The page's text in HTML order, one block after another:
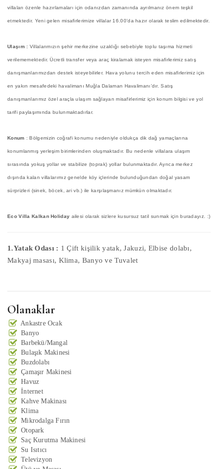
villaları özenle hazırlamaları için odanızdan zamanında ayrılmanız önem teşkil
etmektedir. Yeni gelen misafirlerimize villalar 16.00’da hazır olarak teslim edilmektedir.
Ulaşım : Villalarımızın şehir merkezine uzaklığı sebebiyle toplu taşıma hizmeti
verilememektedir. Ücretli transfer veya araç kiralamak isteyen misafirlerimiz satış
danışmanlarımızdan destek isteyebilirler. Hava yolunu tercih eden misafirlerimiz için
en yakın mesafedeki havalimanı Muğla Dalaman Havalimanı’dır. Satış
danışmanlarımız özel araçla ulaşım sağlayan misafirlerimiz için konum bilgisi ve yol
tarifi paylaşımında bulunmaktadırlar.
Konum : Bölgemizin coğrafi konumu nedeniyle oldukça dik dağ yamaçlarına
konumlanmış yerleşim birimlerinden oluşmaktadır. Bu nedenle villalara ulaşım
sırasında yokuş yollar ve stabilize (toprak) yollar bulunmaktadır. Ayrıca merkez
dışında kalan villalarımız genelde köy içlerinde bulunduğundan doğal yasam
sürprizleri (sinek, böcek, ari vb.) ile karşılaşmanız mümkün olmaktadır.
Eco Villa Kalkan Holiday ailesi olarak sizlere kusursuz tatil sunmak için buradayız. :)
1.Yatak Odası : 1 Çift kişilik yatak, Jakuzi, Elbise dolabı,
Makyaj masası, Klima, Banyo ve Tuvalet
Olanaklar
Ankastre Ocak
Banyo
Barbekü/Mangal
Bulaşık Makinesi
Buzdolabı
Çamaşır Makinesi
Havuz
İnternet
Kahve Makinası
Klima
Mikrodalga Fırın
Otopark
Saç Kurutma Makinesi
Su Isıtıcı
Televizyon